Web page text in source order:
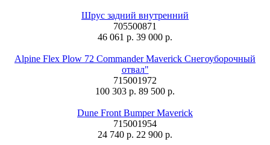
Шрус задний внутренний
705500871
46 061 р. 39 000 р.
Alpine Flex Plow 72 Commander Maverick Снегоуборочный
отвал"
715001972
100 303 р. 89 500 р.
Dune Front Bumper Maverick
715001954
24 740 р. 22 900 р.